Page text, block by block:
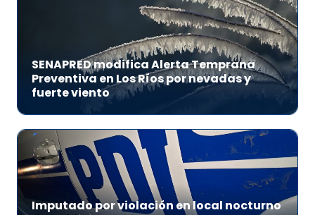
SENAPRED modifica Alerta Temprana
Preventiva en Los Ríos por nevadas y
fuerte viento
Imputado por violación en local nocturno